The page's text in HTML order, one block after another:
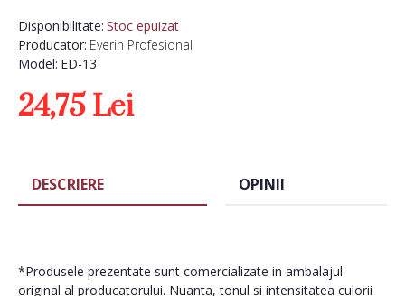
Disponibilitate: Stoc epuizat
Producator: Everin Profesional
Model: ED-13
24,75 Lei
DESCRIERE OPINII
*Produsele prezentate sunt comercializate in ambalajul
original al producatorului. Nuanta, tonul si intensitatea culorii